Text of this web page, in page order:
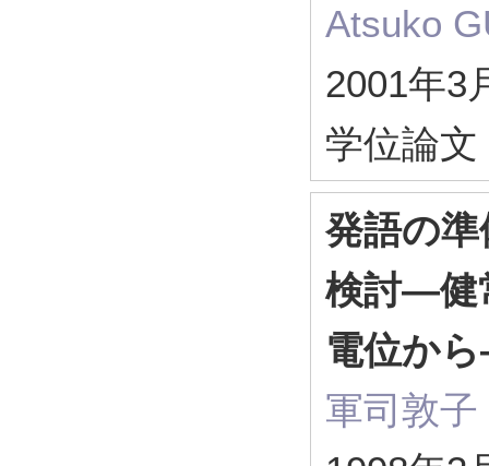
Atsuko
2001年3
学位論
発語の
検討―健
電位か
軍司敦子